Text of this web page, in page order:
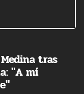
tras
"A mí